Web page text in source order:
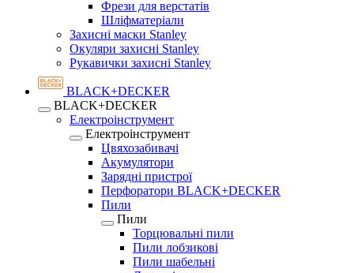
Фрези для верстатів
Шліфматеріали
Захисні маски Stanley
Окуляри захисні Stanley
Рукавички захисні Stanley
BLACK+DECKER
BLACK+DECKER
Електроінструмент
Електроінструмент
Цвяхозабивачі
Акумулятори
Зарядні пристрої
Перфоратори BLACK+DECKER
Пили
Пили
Торцювальні пили
Пили лобзикові
Пили шабельні